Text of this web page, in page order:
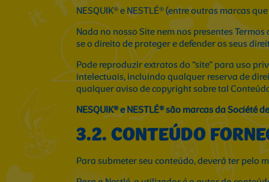
NESQUIK® e NESTLÉ® (entre outras marcas
Nada no nosso Site nem nos presentes
se o direito de proteger e defender os seus
Pode reproduzir extratos do “site” para uso
intelectuais, incluindo qualquer reserva de
qualquer aviso de copyright sobre tal
NESQUIK® e NESTLÉ® são marcas da Société
3.2. CONTEÚDO
Para submeter seu conteúdo, deverá ter pelo